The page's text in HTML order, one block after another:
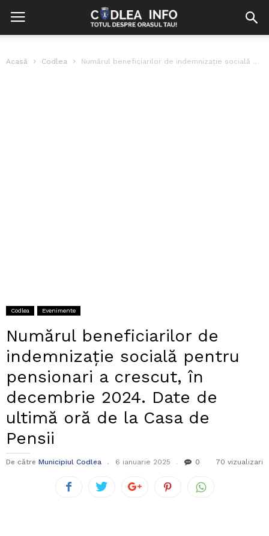
Acasă Codlea Numărul beneficiarilor de indemnizaţie socială pentru pensionari a crescut, în decembrie 2024....
Codlea Evenimente
Numărul beneficiarilor de
indemnizaţie socială pentru
pensionari a crescut, în
decembrie 2024. Date de
ultimă oră de la Casa de
Pensii
De către Municipiul Codlea 6 ianuarie 2025 0 70 vizualizari